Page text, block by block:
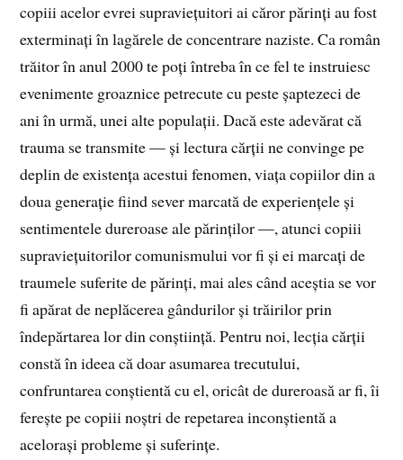
copiii acelor evrei supraviețuitori ai căror părinți au fost
exterminați în lagărele de concentrare naziste. Ca român
trăitor în anul 2000 te poți întreba în ce fel te instruiesc
evenimente groaznice petrecute cu peste șaptezeci de
ani în urmă, unei alte populații. Dacă este adevărat că
trauma se transmite — și lectura cărții ne convinge pe
deplin de existența acestui fenomen, viața copiilor din a
doua generație fiind sever marcată de experiențele și
sentimentele dureroase ale părinților —, atunci copiii
supraviețuitorilor comunismului vor fi și ei marcați de
traumele suferite de părinți, mai ales când aceștia se vor
fi apărat de neplăcerea gândurilor și trăirilor prin
îndepărtarea lor din conștiință. Pentru noi, lecția cărții
constă în ideea că doar asumarea trecutului,
confruntarea conștientă cu el, oricât de dureroasă ar fi, îi
ferește pe copiii noștri de repetarea inconștientă a
acelorași probleme și suferințe.